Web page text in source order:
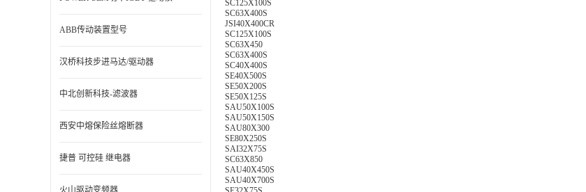
ABB传动装置型号
汉桥科技步进马达/驱动器
中北创新科技-滤波器
西安中熔保险丝熔断器
捷普 可控硅 继电器
火山驱动变频器
SC125X100S
SC63X400S
JSI40X400CR
SC125X100S
SC63X450
SC63X400S
SC40X400S
SE40X500S
SE50X200S
SE50X125S
SAU50X100S
SAU50X150S
SAU80X300
SE80X250S
SAI32X75S
SC63X850
SAU40X450S
SAU40X700S